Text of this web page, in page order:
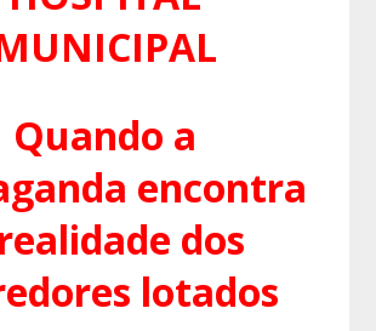
Quando a
encontra
dos
lotados